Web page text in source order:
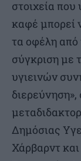
στοιχεία
καφέ μπορεί
τα οφέλη από
σύγκριση με
υγιεινών
Δημόσιας
Χάρβαρντ